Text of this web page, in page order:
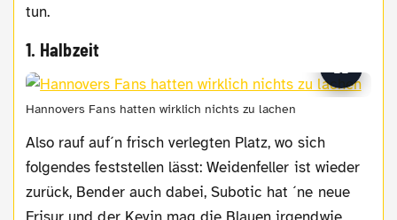
tun.
1. Halbzeit
Hannovers Fans hatten wirklich nichts zu lachen
Also rauf auf´n frisch verlegten Platz, wo sich
folgendes feststellen lässt: Weidenfeller ist wieder
zurück, Bender auch dabei, Subotic hat ´ne neue